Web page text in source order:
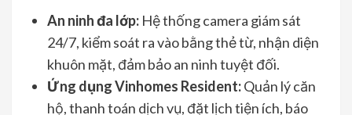
An ninh đa lớp: Hệ thống camera giám sát
24/7, kiểm soát ra vào bằng thẻ từ, nhận diện
khuôn mặt, đảm bảo an ninh tuyệt đối.
Ứng dụng Vinhomes Resident:Quản lý căn
hộ, thanh toán dịch vụ, đặt lịch tiện ích, báo